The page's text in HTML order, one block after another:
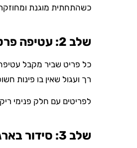
כשהתחתית מוגנת
שלב 2: עטיפה פרטנית של כל פריט
כל פריט שביר מקבל
רך ועגול שאין בו פינות
לפריטים עם חלק פנימי
שלב 3: סידור בארגז לפי משקל, לא לפי נוחות